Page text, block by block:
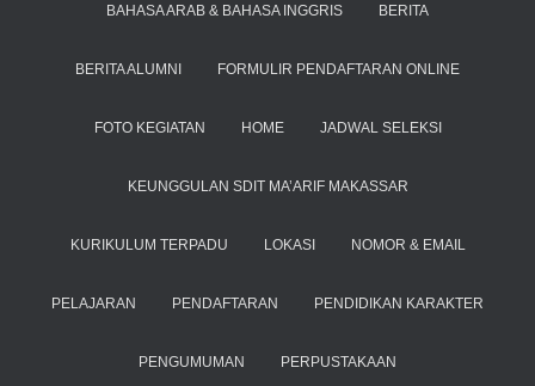
BAHASA ARAB & BAHASA INGGRIS BERITA
BERITA ALUMNI FORMULIR PENDAFTARAN ONLINE
FOTO KEGIATAN HOME JADWAL SELEKSI
KEUNGGULAN SDIT MA’ARIF MAKASSAR
KURIKULUM TERPADU LOKASI NOMOR & EMAIL
PELAJARAN PENDAFTARAN PENDIDIKAN KARAKTER
PENGUMUMAN PERPUSTAKAAN